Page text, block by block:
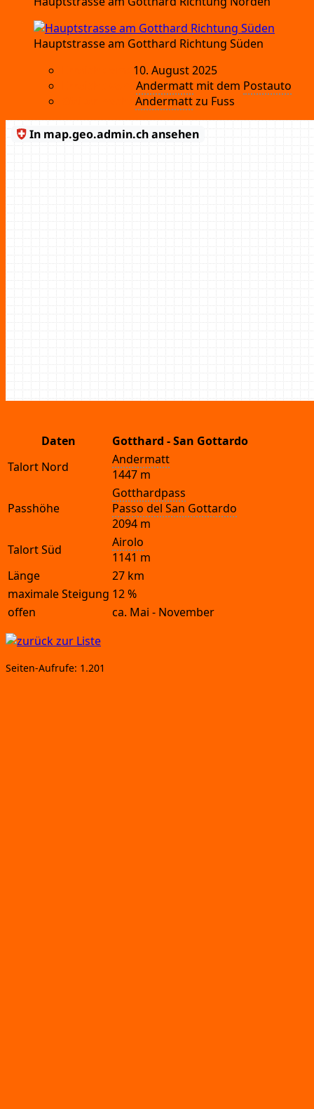
Haupt­stras­se am Gott­hard Rich­tung Süden
10. August 2025
Ander­matt mit dem Post­au­to
Ander­mattzu Fuss
Daten Gott­hard - San Gottardo
Tal­ort Nord
Ander­matt
1447 m
Pass­hö­he
Gott­hard­pass
Pas­so del San Gottardo
2094 m
Tal­ort Süd
Airo­lo
1141 m
Län­ge
27 km
maxi­ma­le Steigung 12%
offen
ca. Mai - Novem­ber
Sei­ten-Auf­ru­fe: 1.201